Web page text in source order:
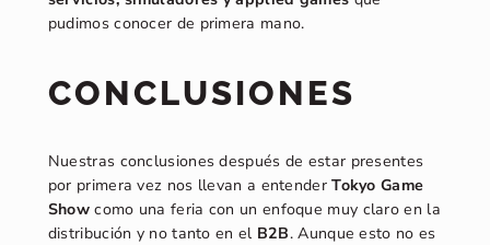
pudimos conocer de primera mano.
CONCLUSIONES
Nuestras conclusiones después de estar presentes
por primera vez nos llevan a entenderTokyo Game
Show como una feria con un enfoque muy claro en la
distribución y no tanto en el B2B. Aunque esto no es